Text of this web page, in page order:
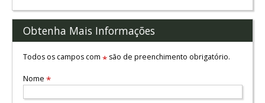
Obtenha Mais Informações
Todos os campos com *são de preenchimento obrigatório.
Nome *